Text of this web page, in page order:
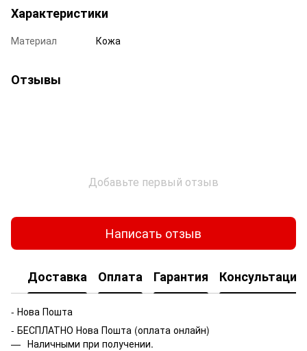
Характеристики
Материал Кожа
Отзывы
Добавьте первый отзыв
Написать отзыв
Доставка Оплата Гарантия Консультация
- Нова Пошта
- БЕСПЛАТНО Нова Пошта (оплата онлайн)
Наличными при получении.